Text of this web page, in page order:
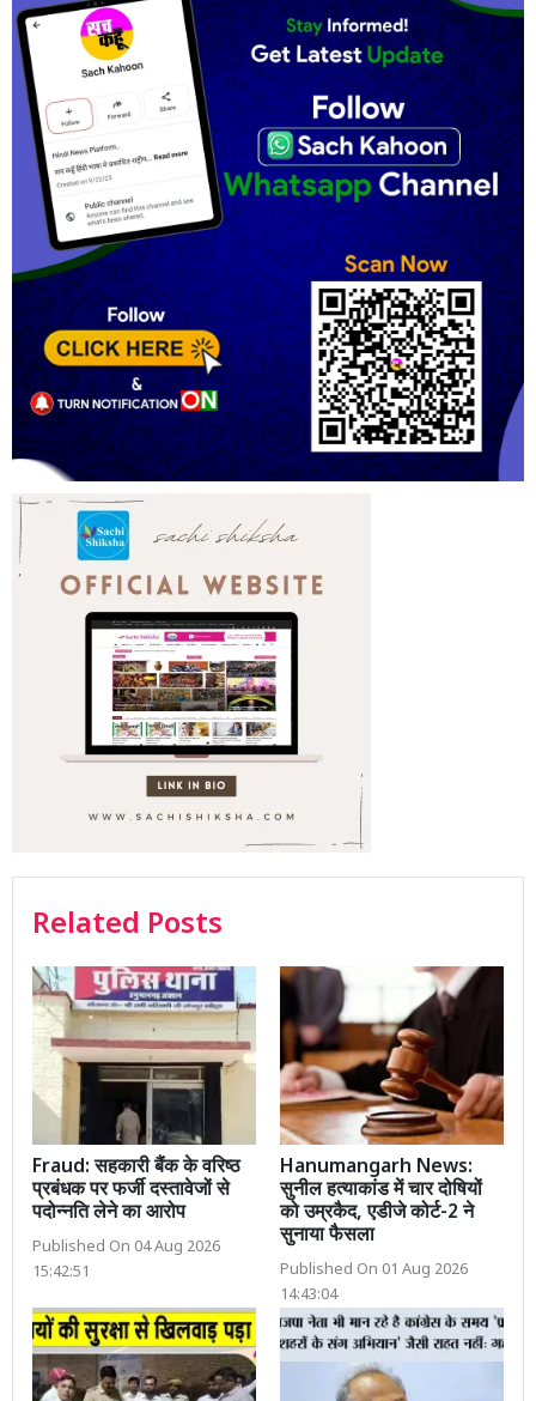
Related Posts
Fraud: सहकारी बैंक के वरिष्ठ
प्रबंधक पर फर्जी दस्तावेजों से
पदोन्नति लेने का आरोप
Published On 04 Aug 2026
15:42:51
Hanumangarh News:
सुनील हत्याकांड में चार दोषियों
को उम्रकैद, एडीजे कोर्ट-2 ने
सुनाया फैसला
Published On 01 Aug 2026
14:43:04